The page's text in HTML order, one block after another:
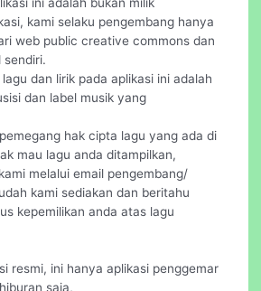
ini adalah bukan milik
kami selaku pengembang hanya
web public creative commons dan
sendiri.
dan lirik pada aplikasi ini adalah
dan label musik yang
hak cipta lagu yang ada di
mau lagu anda ditampilkan,
melalui email pengembang/
kami sediakan dan beritahu
kepemilikan anda atas lagu
resmi, ini hanya aplikasi penggemar
saja,